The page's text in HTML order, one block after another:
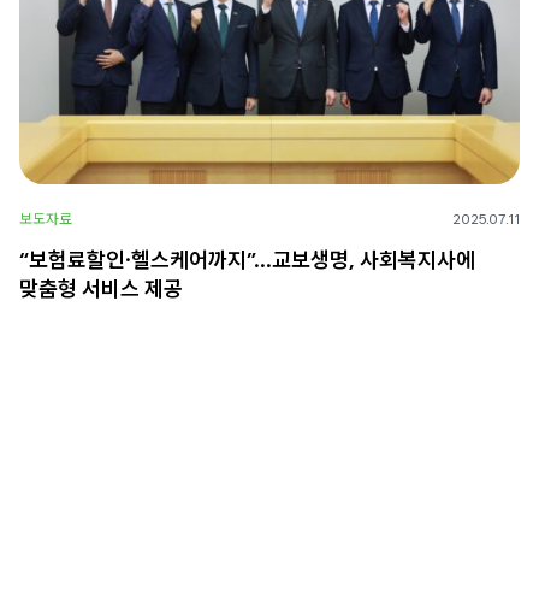
보도자료 2025.07.11
“보험료할인·헬스케어까지”…교보생명, 사회복지사에
맞춤형 서비스 제공